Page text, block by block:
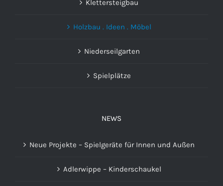
Klettersteigbau
Holzbau . Ideen . Möbel
Niederseilgarten
Spielplätze
NEWS
Neue Projekte – Spielgeräte für Innen und Außen
Adlerwippe – Kinderschaukel